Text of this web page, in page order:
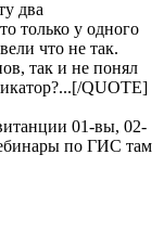
два
только у одного
что не так.
так и не понял
QUOTE]
01-вы, 02-
по ГИС там